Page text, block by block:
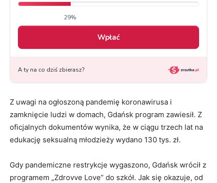
Z uwagi na ogłoszoną pandemię koronawirusa i
zamknięcie ludzi w domach, Gdańsk program zawiesił. Z
oficjalnych dokumentów wynika, że w ciągu trzech lat na
edukację seksualną młodzieży wydano 130 tys. zł.
Gdy pandemiczne restrykcje wygaszono, Gdańsk wrócił z
programem „Zdrovve Love” do szkół. Jak się okazuje, od